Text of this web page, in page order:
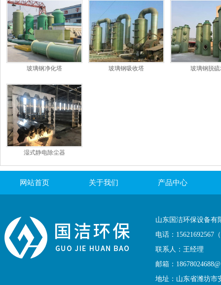
玻璃钢净化塔 玻璃钢吸收塔 玻璃钢脱
湿式静电除尘器
网站首页 关于我们 产品中心
山东国洁环保设备有
电话：15621692567
联系人：王经理
邮箱：
地址：山东省潍坊市